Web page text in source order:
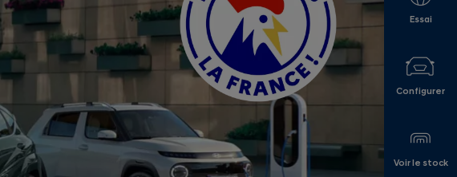
Essai
Configurer
Voir le stock